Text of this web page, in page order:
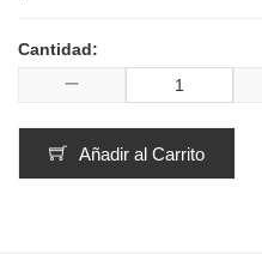
Cantidad:
Añadir al Carrito